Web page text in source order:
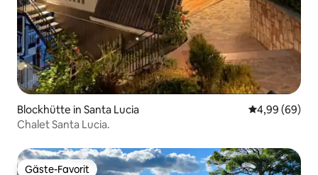
Blockhütte in Santa Lucia
4,99 (69)
Chalet Santa Lucia.
Gäste-Favorit